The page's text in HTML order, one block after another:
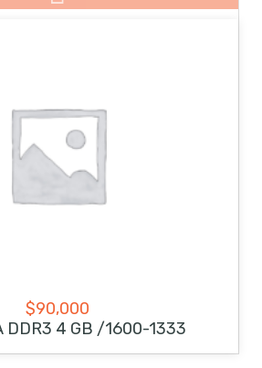
$90,000
DDR3 4 GB /1600-1333